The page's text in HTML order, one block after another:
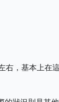
右，基本上在